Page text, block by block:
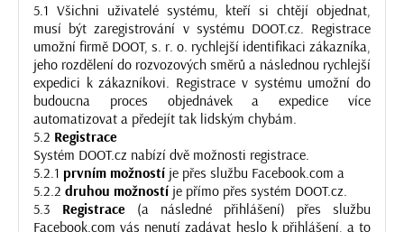
5.1 Všichni uživatelé systému, kteří si chtějí objednat,
musí být zaregistrování v systému DOOT.cz. Registrace
umožní firmě DOOT, s. r. o. rychlejší identifikaci zákazníka,
jeho rozdělení do rozvozových směrů a následnou rychlejší
expedici k zákazníkovi. Registrace v systému umožní do
budoucna proces objednávek a expedice více
automatizovat a předejít tak lidským chybám.
5.2 Registrace
Systém DOOT.cz nabízí dvě možnosti registrace.
5.2.1 prvním možností je přes službu Facebook.com a
5.2.2 druhou možností je přímo přes systém DOOT.cz.
5.3 Registrace (a následné přihlášení) přes službu
Facebook.com vás nenutí zadávat heslo k přihlášení, a to